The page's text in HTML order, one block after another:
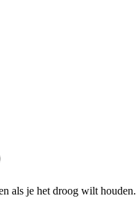
als je het droog wilt houden.